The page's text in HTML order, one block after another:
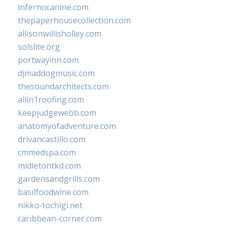
infernocanine.com
thepaperhousecollection.com
allisonwillisholley.com
solslite.org
portwayinn.com
djmaddogmusic.com
thesoundarchitects.com
allin1roofing.com
keepjudgewebb.com
anatomyofadventure.com
drivancastillo.com
cmmedspa.com
midletontkd.com
gardensandgrills.com
basilfoodwine.com
nikko-tochigi.net
caribbean-corner.com